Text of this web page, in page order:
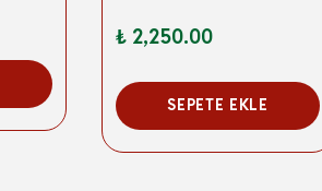
₺ 2,250.00
SEPETE EKLE